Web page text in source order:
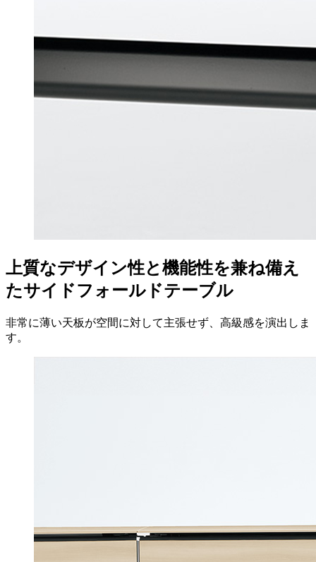
上質なデザイン性と機能性を兼ね備え
たサイドフォールドテーブル
非常に薄い天板が空間に対して主張せず、高級感を演出しま
す。